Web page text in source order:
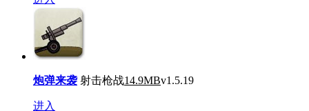
炮弹来袭 射击枪战14.9MBv1.5.19
进入